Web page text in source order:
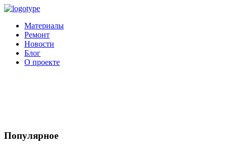
Материалы
Ремонт
Новости
Блог
О проекте
Популярное